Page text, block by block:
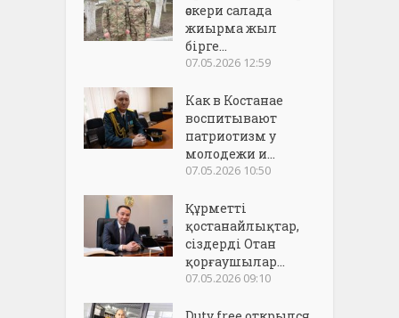
әскери салада
жиырма жыл
бірге...
07.05.2026 12:59
Как в Костанае
воспитывают
патриотизм у
молодежи и...
07.05.2026 10:50
Құрметті
қостанайлықтар,
сіздерді Отан
қорғаушылар...
07.05.2026 09:10